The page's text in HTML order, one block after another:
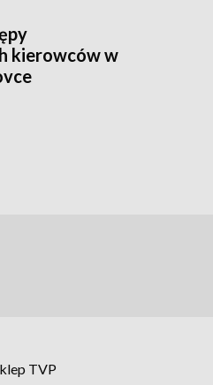
kierowców w
TVP